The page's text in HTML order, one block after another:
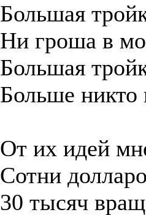
Большая
Ни гроша в
Большая
Больше никто
От их идей
Сотни
30 тысяч